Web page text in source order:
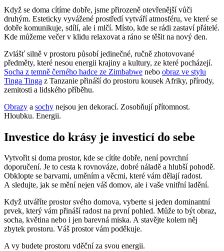
Když se doma cítíme dobře, jsme přirozeně otevřenější vůči
druhým. Esteticky vyvážené prostředí vytváří atmosféru, ve které se
dobře komunikuje, sdílí, ale i mlčí. Místo, kde se rádi zastaví přátelé.
Kde můžeme večer v klidu relaxovat a ráno se těšit na nový den.
Zvlášť silně v prostoru působí jedinečné, ručně zhotovované
předměty, které nesou energii krajiny a kultury, ze které pocházejí.
Socha z temně černého hadce ze Zimbabwe nebo obraz ve stylu
Tinga Tinga z Tanzanie přináší do prostoru kousek Afriky, přírody,
zemitosti a lidského příběhu.
Obrazy a sochy nejsou jen dekorací. Zosobňují přítomnost.
Hloubku. Energii.
Investice do krásy je investicí do sebe
Vytvořit si doma prostor, kde se cítíte dobře, není povrchní
doporučení. Je to cesta k rovnováze, dobré náladě a hlubší pohodě.
Obklopte se barvami, uměním a věcmi, které vám dělají radost.
A sledujte, jak se mění nejen váš domov, ale i vaše vnitřní ladění.
Když utváříte prostor svého domova, vyberte si jeden dominantní
prvek, který vám přináší radost na první pohled. Může to být obraz,
socha, květina nebo i jen barevná miska. A stavějte kolem něj
zbytek prostoru. Váš prostor vám poděkuje.
A vy budete prostoru vděční za svou energii.